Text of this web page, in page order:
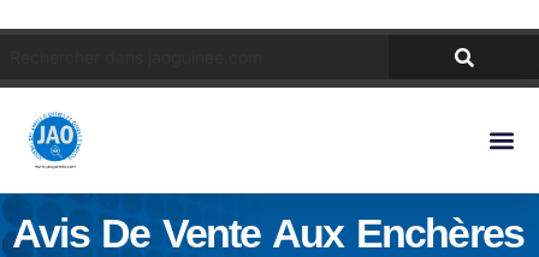
Avis De Vente Aux Enchères